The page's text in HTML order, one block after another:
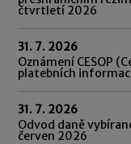
čtvrtletí 2026
31. 7. 2026
Oznámení CESOP
platebních
31. 7. 2026
Odvod daně
červen 2026